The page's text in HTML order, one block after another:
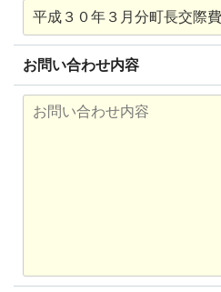
お問い合わせ内容